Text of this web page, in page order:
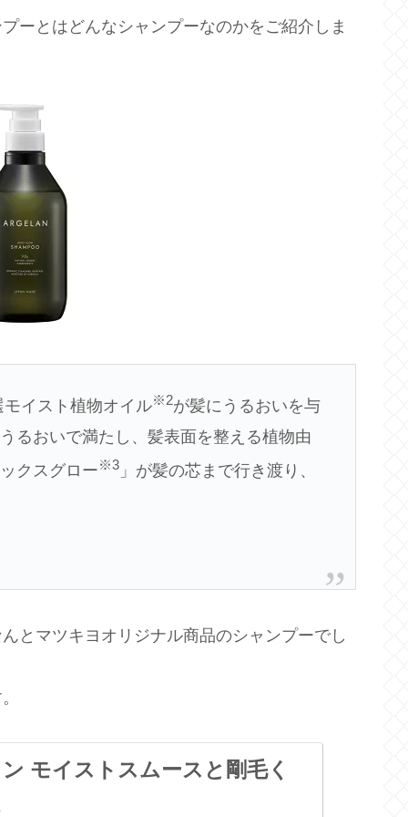
ーとはどんなシャンプーなのかをご紹介しま
モイスト植物オイル※2が髪にうるおいを与
るおいで満たし、髪表面を整える植物由
クスグロー※3 」が髪の芯まで行き渡り、
とマツキヨオリジナル商品のシャンプーでし
モイストスムースと剛毛く